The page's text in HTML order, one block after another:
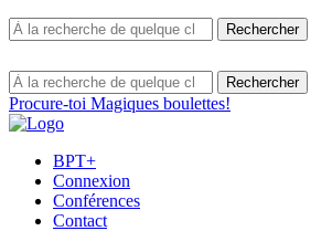
Procure-toi Magiques boulettes!
BPT+
Connexion
Conférences
Contact